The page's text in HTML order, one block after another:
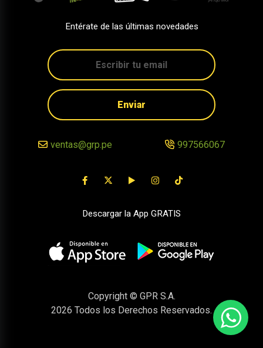
Entérate de las últimas novedades
Enviar
ventas@grp.pe 997566067
Descargar la App GRATIS
Copyright © GPR S.A.
2026 Todos los Derechos Reservados.